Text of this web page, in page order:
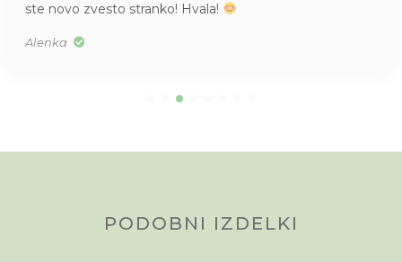
ste novo zvesto stranko! Hvala!
Alenka
PODOBNI IZDELKI